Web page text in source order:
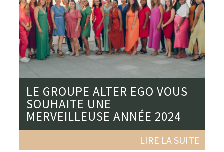
LE GROUPE ALTER EGO VOUS
SOUHAITE UNE
MERVEILLEUSE ANNÉE 2024
LIRE LA SUITE